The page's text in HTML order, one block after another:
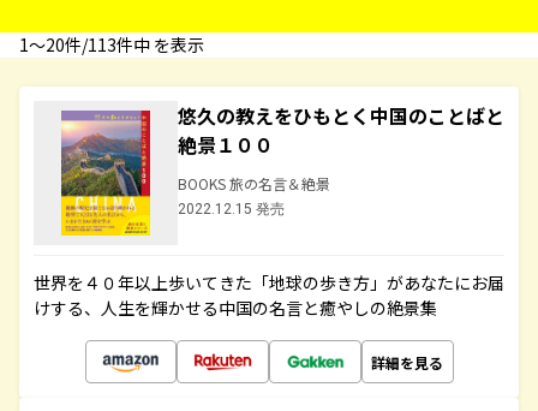
1〜20件/113件中 を表示
悠久の教えをひもとく中国のことばと
絶景１００
BOOKS 旅の名言＆絶景
2022.12.15 発売
世界を４０年以上歩いてきた「地球の歩き方」があなたにお届
けする、人生を輝かせる中国の名言と癒やしの絶景集
詳細を見る